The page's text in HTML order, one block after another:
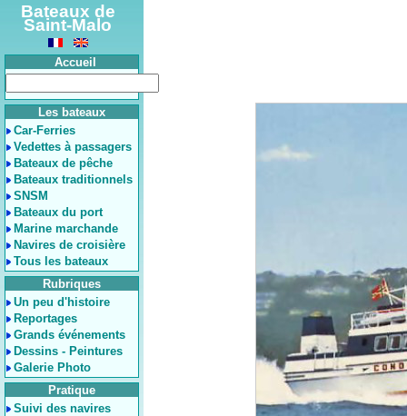
Bateaux de
Saint-Malo
Accueil
Les bateaux
Car-Ferries
Vedettes à passagers
Bateaux de pêche
Bateaux traditionnels
SNSM
Bateaux du port
Marine marchande
Navires de croisière
Tous les bateaux
Rubriques
Un peu d'histoire
Reportages
Grands événements
Dessins - Peintures
Galerie Photo
Pratique
Suivi des navires